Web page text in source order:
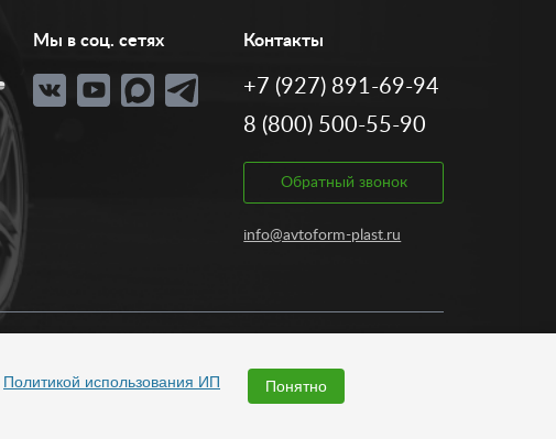
Мы в соц. сетях Контакты
+7 (927) 891-69-94
8 (800) 500-55-90
Обратный звонок
info@avtoform-plast.ru
Разработка:
Политикой использования ИП
Понятно